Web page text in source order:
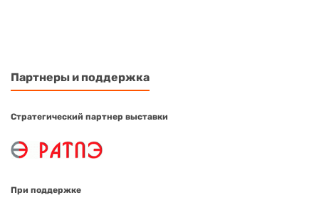
Партнеры и поддержка
Стратегический партнер выставки
При поддержке